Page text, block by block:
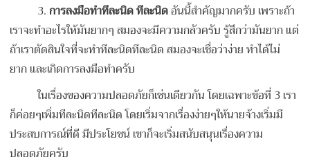
3.การลงมือทำทีละนิด ทีละนิดอันนี้สำคัญมากครับ เพราะถ้า
เราจะทำอะไรให้มันยากๆ สมองจะมีความกลัวครับ รู้สึกว่ามันยาก แต่
ถ้าเราตัดสินใจที่จะทำทีละนิดทีละนิด สมองจะเชื่อว่าง่าย ทำได้ไม่
ยากและเกิดการลงมือทำครับ
ในเรื่องของความปลอดภัยก็เช่นเดียวกัน โดยเฉพาะข้อที่ 3 เรา
ก็ค่อยๆเพิ่มทีละนิดทีละนิด โดยเริ่มจากเรื่องง่ายๆให้นายจ้างเริ่มมี
ประสบการณ์ที่ดี มีประโยชน์ เขาก็จะเริ่มสนับสนุนเรื่องความ
ปลอดภัยครับ